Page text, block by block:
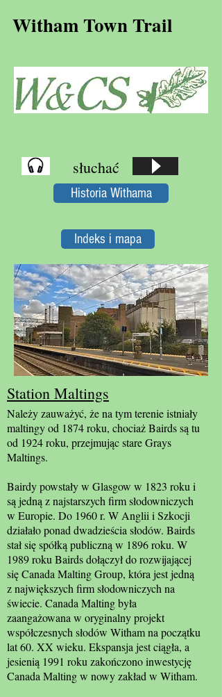
Witham Town Trail
Station Maltings
Należy zauważyć, że na tym terenie istniały
maltingy od 1874 roku, chociaż Bairds są tu
od 1924 roku, przejmując stare Grays
Maltings.
Bairdy powstały w Glasgow w 1823 roku i
są jedną z najstarszych firm słodowniczych
w Europie. Do 1960 r. W Anglii i Szkocji
działało ponad dwadzieścia słodów. Bairds
stał się spółką publiczną w 1896 roku. W
1989 roku Bairds dołączył do rozwijającej
się Canada Malting Group, która jest jedną
z największych firm słodowniczych na
świecie. Canada Malting była
zaangażowana w oryginalny projekt
współczesnych słodów Witham na początku
lat 60. XX wieku. Ekspansja jest ciągła, a
jesienią 1991 roku zakończono inwestycję
Canada Malting w nowy zakład w Witham.
Historia Withama
Indeks i mapa
słuchać